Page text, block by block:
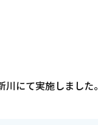
にて実施しました。